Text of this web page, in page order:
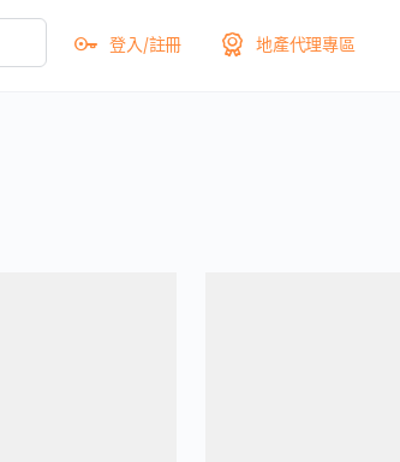
登入/註冊 地產代理專區